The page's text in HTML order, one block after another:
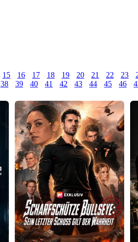
15 16 17 18 19 20 21 22 23
38 39 40 41 42 43 44 45 46